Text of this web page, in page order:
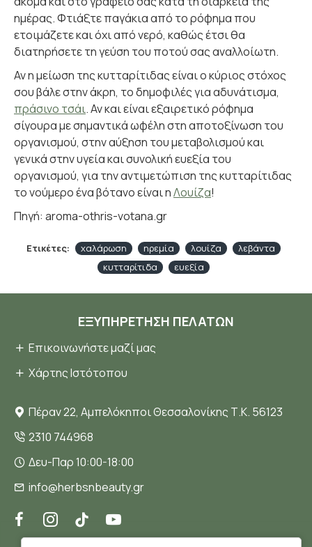
ημέρας. Φτιάξτε παγάκια από το ρόφημα που
ετοιμάζετε και όχι από νερό, καθώς έτσι θα
διατηρήσετε τη γεύση του ποτού σας αναλλοίωτη.
Αν η μείωση της κυτταρίτιδας είναι ο κύριος στόχος
σου βάλε στην άκρη, το δημοφιλές για αδυνάτισμα,
πράσινο τσάι. Αν και είναι εξαιρετικό ρόφημα
σίγουρα με σημαντικά ωφέλη στη αποτοξίνωση του
οργανισμού, στην αύξηση του μεταβολισμού και
γενικά στην υγεία και συνολική ευεξία του
οργανισμού, για την αντιμετώπιση της κυτταρίτιδας
το νούμερο ένα βότανο είναι ηΛουίζα!
Πηγή: aroma-othris-votana.gr
Ετικέτες: χαλάρωση ηρεμία λουίζα
λεβάντα
κυτταρίτιδα
ευεξία
ΕΞΥΠΗΡΈΤΗΣΗ ΠΕΛΑΤΏΝ
Επικοινωνήστε μαζί μας
Χάρτης Ιστότοπου
Πέραν 22, Αμπελόκηποι Θεσσαλονίκης Τ.Κ. 56123
2310 744968
Δευ-Παρ 10:00-18:00
info@herbsnbeauty.gr